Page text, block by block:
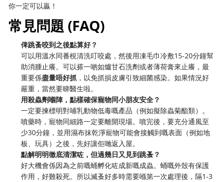
你一定可以贏！
常見問題 (FAQ)
俾跳蚤咬到之後點算好？
可以用溫水同番梘清洗叮咬處，然後用凍毛巾冷敷15-20分鐘幫
助消腫止癢。可以搽一啲如爐甘石洗劑或者薄荷膏來止癢，最
重要係盡量唔好抓 ，以免抓損皮膚引致細菌感染。如果情況好
嚴重，當然要睇醫生啦。
用殺蟲劑嗰陣，點樣確保寵物同小朋友安全？
一定要揀標明對哺乳動物低毒嘅產品（例如擬除蟲菊酯類）。
噴藥時，寵物同細路一定要離開現場。噴完後，要充分通風至
少30分鐘，並用濕布抹乾淨寵物可能會接觸到嘅表面（例如地
板、玩具）之後，先好讓佢哋返入屋。
點解明明徹底清潔咗，但過幾日又見到跳蚤？
好大機會係因為之前嘅蛹孵化咗成新嘅成蟲。蛹嘅外殼有保護
作用，好難殺死。所以滅蚤好多時需要喺第一次處理後，隔1-3